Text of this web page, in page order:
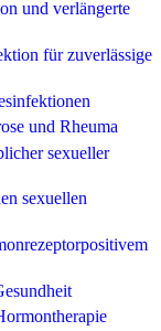
und verlängerte
für zuverlässige
und Rheuma
sexueller
sexuellen